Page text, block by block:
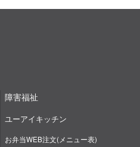
障害福祉
ユーアイキッチン
お弁当WEB注文(メニュー表)